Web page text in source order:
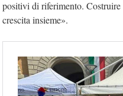
positivi di riferimento.
crescita insieme».